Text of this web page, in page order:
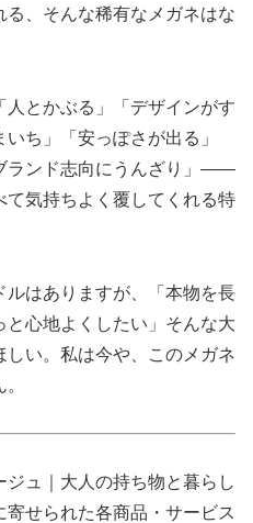
る、そんな稀有なメガネはな
とかぶる」「デザインがす
ち」「安っぽさが出る」
ランド志向にうんざり」——
気持ちよく覆してくれる特
はありますが、「本物を長
と心地よくしたい」そんな大
しい。私は今や、このメガネ
ュ｜大人の持ち物と暮らし
せられた各商品・サービス